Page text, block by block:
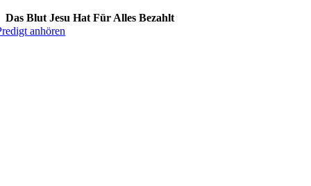
Das Blut Jesu Hat Für Alles Bezahlt
anhören